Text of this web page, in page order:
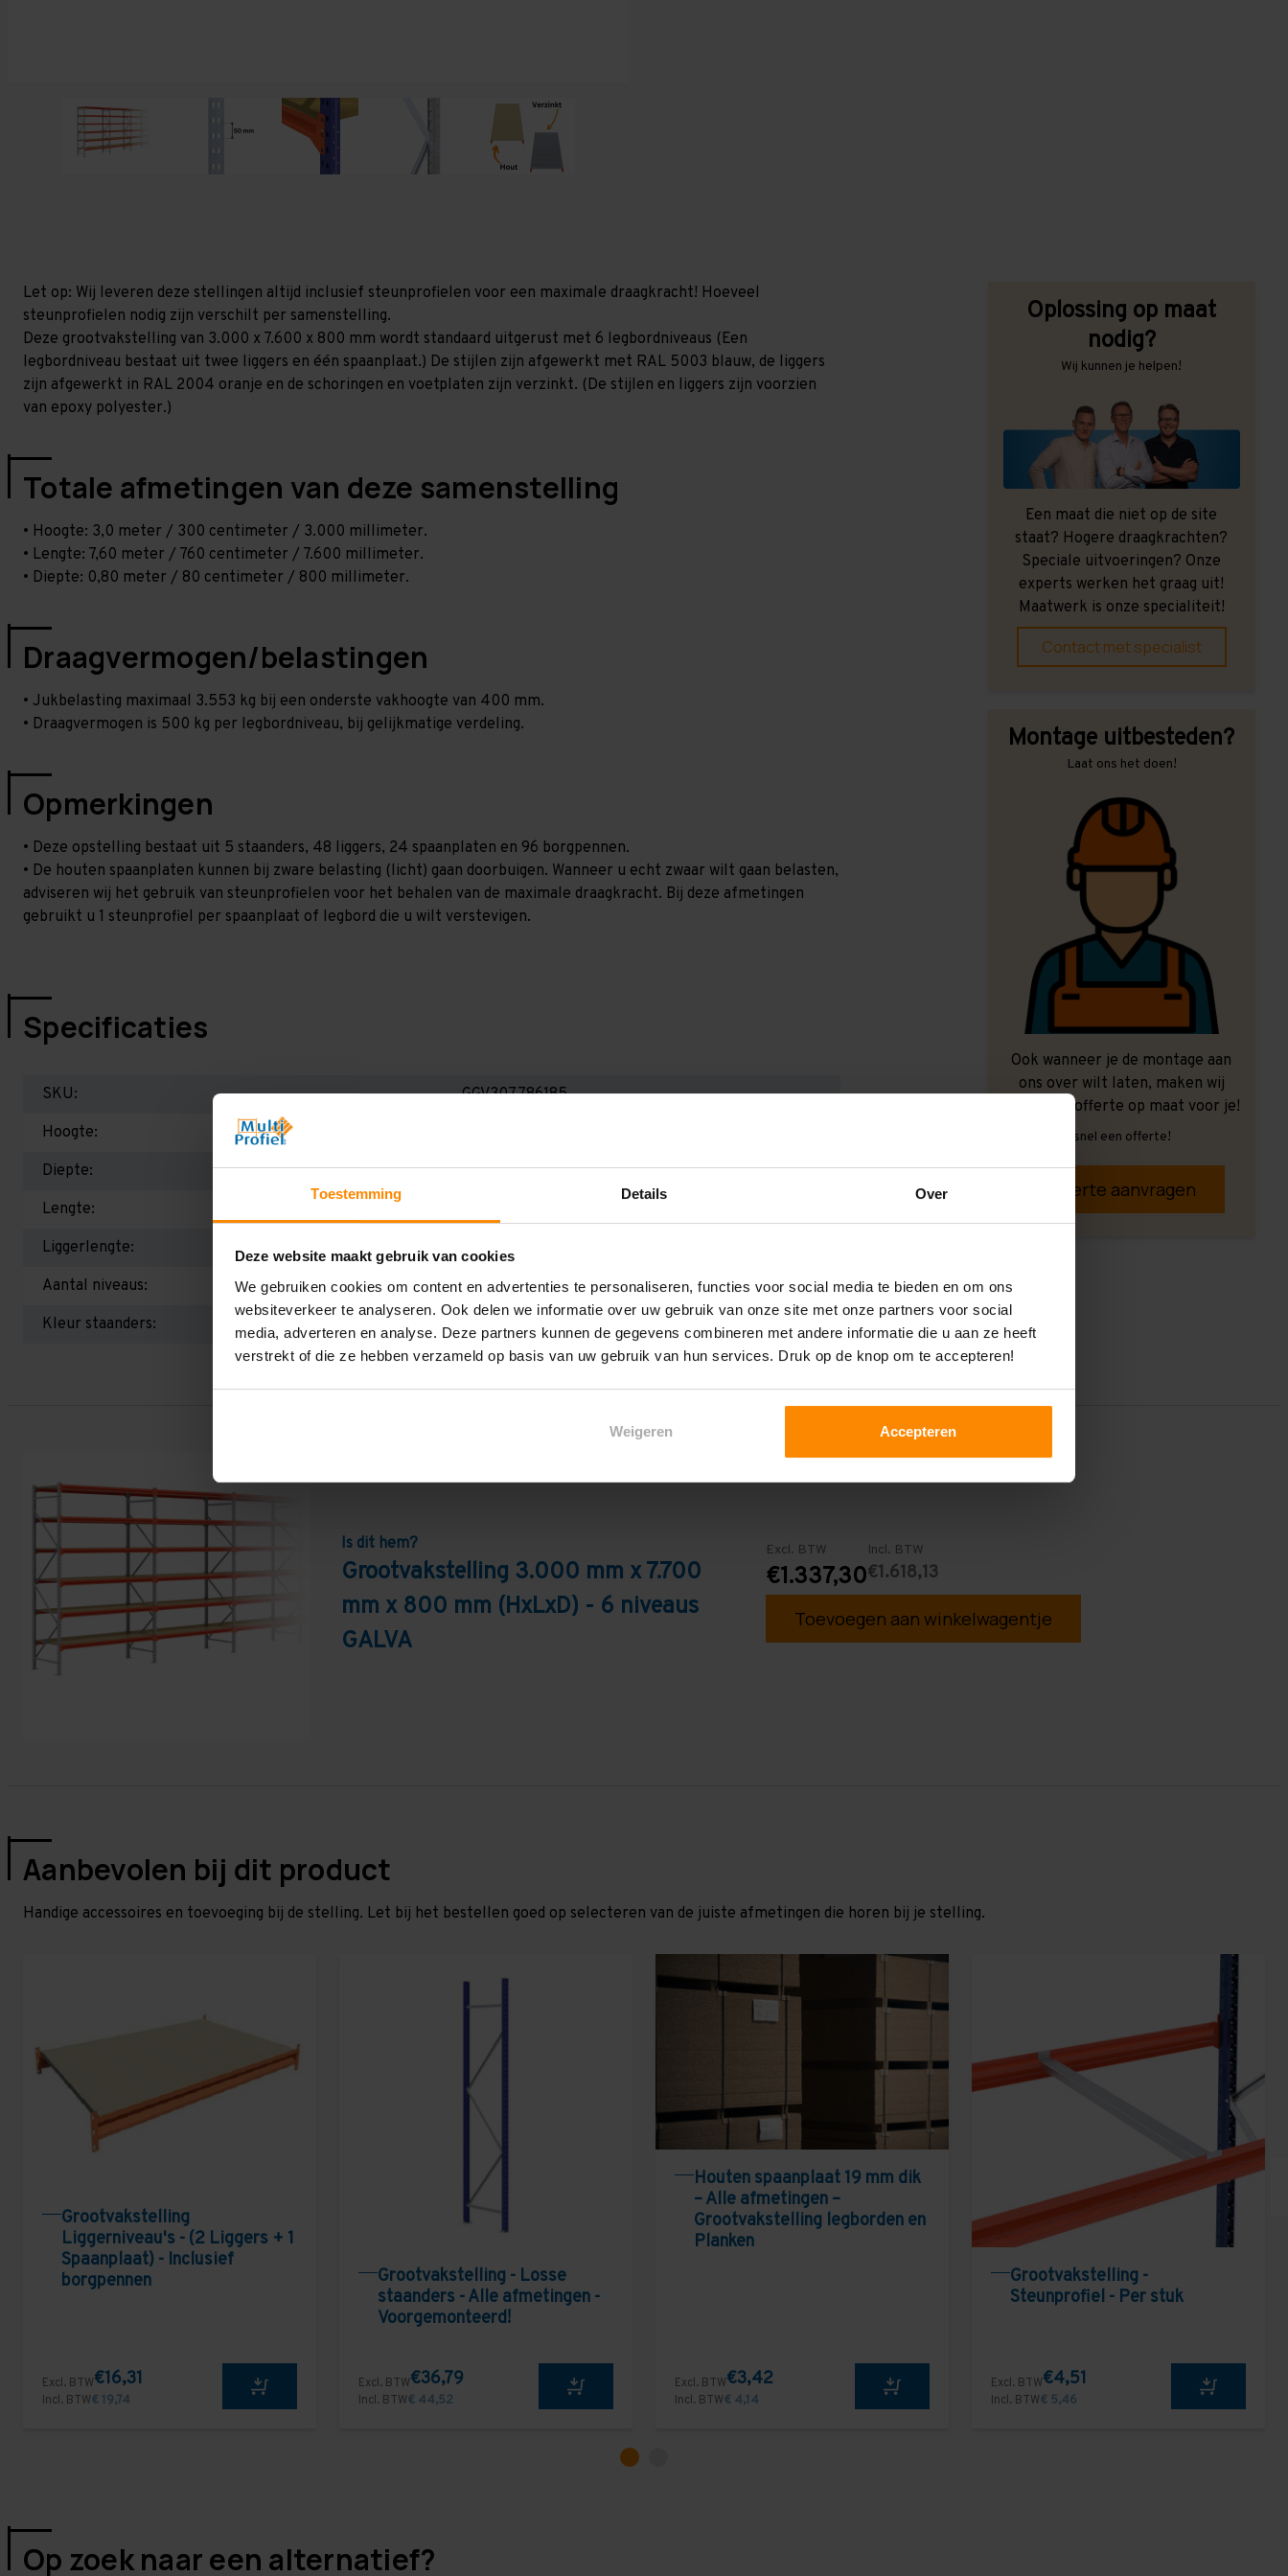
Toestemming Details Over
Deze website maakt gebruik van cookies
We gebruiken cookies om content en advertenties te personaliseren, functies voor social media te bieden en om ons
websiteverkeer te analyseren. Ook delen we informatie over uw gebruik van onze site met onze partners voor social
media, adverteren en analyse. Deze partners kunnen de gegevens combineren met andere informatie die u aan ze heeft
verstrekt of die ze hebben verzameld op basis van uw gebruik van hun services. Druk op de knop om te accepteren!
Weigeren Accepteren
Let op: Wij leveren deze stellingen altijd inclusief steunprofielen voor een maximale draagkracht! Hoeveel
steunprofielen nodig zijn verschilt per samenstelling.
Deze grootvakstelling van 3.000 x 7.600 x 800 mm wordt standaard uitgerust met 6 legbordniveaus (Een
legbordniveau bestaat uit twee liggers en één spaanplaat.) De stijlen zijn afgewerkt met RAL 5003 blauw, de liggers
zijn afgewerkt in RAL 2004 oranje en de schoringen en voetplaten zijn verzinkt. (De stijlen en liggers zijn voorzien
van epoxy polyester.)
Totale afmetingen van deze samenstelling
• Hoogte: 3,0 meter / 300 centimeter / 3.000 millimeter.
• Lengte: 7,60 meter / 760 centimeter / 7.600 millimeter.
• Diepte: 0,80 meter / 80 centimeter / 800 millimeter.
Draagvermogen/belastingen
• Jukbelasting maximaal 3.553 kg bij een onderste vakhoogte van 400 mm.
• Draagvermogen is 500 kg per legbordniveau, bij gelijkmatige verdeling.
Opmerkingen
• Deze opstelling bestaat uit 5 staanders, 48 liggers, 24 spaanplaten en 96 borgpennen.
• De houten spaanplaten kunnen bij zware belasting (licht) gaan doorbuigen. Wanneer u echt zwaar wilt gaan belasten,
adviseren wij het gebruik van steunprofielen voor het behalen van de maximale draagkracht. Bij deze afmetingen
gebruikt u 1 steunprofiel per spaanplaat of legbord die u wilt verstevigen.
Specificaties
SKU:
GGV307786185
Hoogte:
Diepte:
800 mm
Lengte:
Liggerlengte:
1.850 mm
Aantal niveaus:
6
Kleur staanders:
Oplossing op maat
nodig?
Wij kunnen je helpen!
Een maat die niet op de site
staat? Hogere draagkrachten?
Speciale uitvoeringen? Onze
experts werken het graag uit!
Maatwerk is onze specialiteit!
Contact met specialist
Montage uitbesteden?
Laat ons het doen!
Ook wanneer je de montage aan
ons over wilt laten, maken wij
graag een offerte op maat voor je!
Vrijblijvend, snel een offerte!
Offerte aanvragen
Is dit hem?
Grootvakstelling 3.000 mm x 7.700
mm x 800 mm (HxLxD) - 6 niveaus
GALVA
Excl. BTW
€1.337,30
Incl. BTW
€1.618,13
Toevoegen aan winkelwagentje
Aanbevolen bij dit product
Handige accessoires en toevoeging bij de stelling. Let bij het bestellen goed op selecteren van de juiste afmetingen die horen bij je stelling.
Grootvakstelling
Liggerniveau's - (2 Liggers + 1
Spaanplaat) - Inclusief
borgpennen
Excl. BTW€16,31
Incl. BTW€ 19,74
Grootvakstelling - Losse
staanders - Alle afmetingen -
Voorgemonteerd!
Excl. BTW€36,79
Incl. BTW€ 44,52
Houten spaanplaat 19 mm dik
– Alle afmetingen –
Grootvakstelling legborden en
Planken
Excl. BTW€3,42
Incl. BTW€ 4,14
Grootvakstelling -
Steunprofiel - Per stuk
Excl. BTW€4,51
Incl. BTW€ 5,46
Op zoek naar een alternatief?